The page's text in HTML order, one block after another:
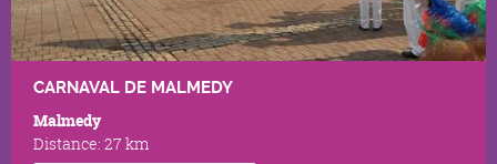
CARNAVAL DE MALMEDY
Malmedy
Distance: 27 km